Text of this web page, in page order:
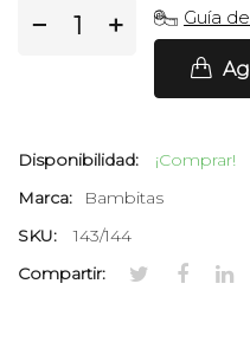
− + Guía
Disponibilidad:
¡Comprar!
Marca:
Bambitas
SKU:
143/144
Compartir: